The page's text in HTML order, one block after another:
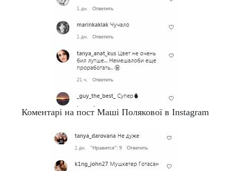
Коментарі на пост Маші Полякової в Instagram